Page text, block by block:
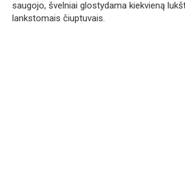
saugojo, švelniai glostydama kiekvieną
lankstomais čiuptuvais.